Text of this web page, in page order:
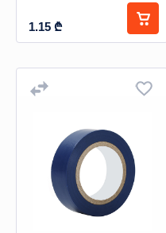
1.15 ₾